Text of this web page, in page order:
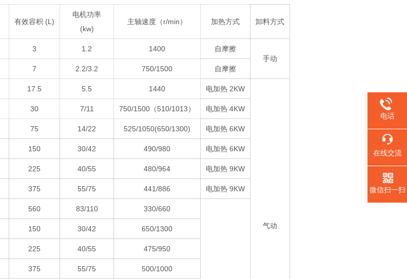
有效容积 (L)
电机功率
(kw)
主轴速度（r/min） 加热方式 卸料方式
3 1.2 1400
自摩擦
手动
7 2.2/3.2 750/1500 自摩擦
17.5 5.5 1440 电加热 2KW
气动
30 7/11 750/1500（510/1013） 电加热 4KW
75 14/22 525/1050(650/1300) 电加热 6KW
150 30/42 490/980 电加热 6KW
225 40/55 480/964 电加热 9KW
375 55/75 441/886 电加热 9KW
560 83/110 330/660
150 30/42 650/1300
225 40/55 475/950
375 55/75 500/1000
电话
在线交流
微信扫一扫